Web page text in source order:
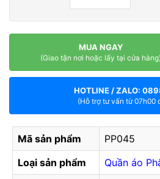
MUA NGAY
(Giao tận nơi hoặc lấy tại cửa hàng)
HOTLINE / ZALO:
(Hỗ trợ tư vấn từ 07h00
Mã sản phẩm
PP045
Loại sản phẩm
Quần áo